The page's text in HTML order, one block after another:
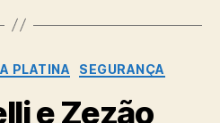
Categorias
PLATINA SEGURANÇA
e Zezão